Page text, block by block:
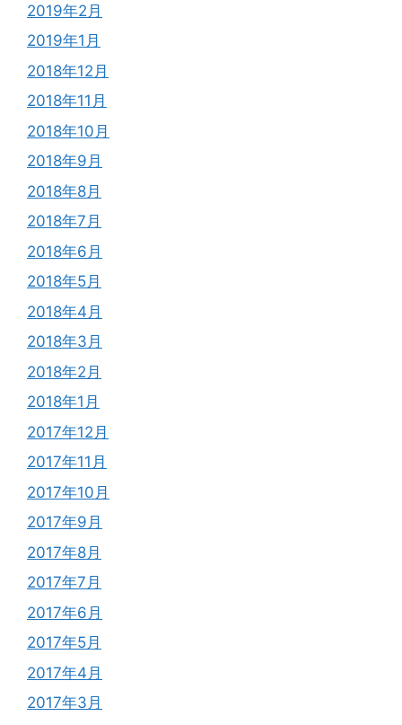
2019年2月
2019年1月
2018年12月
2018年11月
2018年10月
2018年9月
2018年8月
2018年7月
2018年6月
2018年5月
2018年4月
2018年3月
2018年2月
2018年1月
2017年12月
2017年11月
2017年10月
2017年9月
2017年8月
2017年7月
2017年6月
2017年5月
2017年4月
2017年3月